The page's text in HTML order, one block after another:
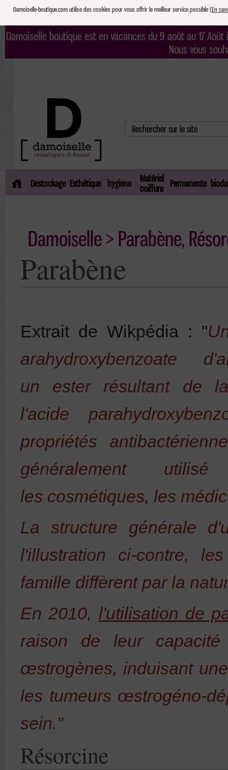
Damoiselle-boutique.com utilise des cookies pour vous offrir le meilleur service possible (En
Damoiselle boutique est en vacances du 9 août au 17
Nous vous
Destockage Esthétique hygiene
Matériel
coiffure
Permanente
Damoiselle > Parabène,
Parabène
Extrait de Wikpédia : "
arahydroxybenzoate d'
un esterrésultant de
l'acide
propriétés antibactérienne
généralement
les cosmétiques, les
La structure générale
l'illustration ci-contre,
famille diffèrent par la
En2010, l'utilisation de
raison de leur
œstrogènes, induisant
les tumeurs œstrogéno-
sein."
Résorcine